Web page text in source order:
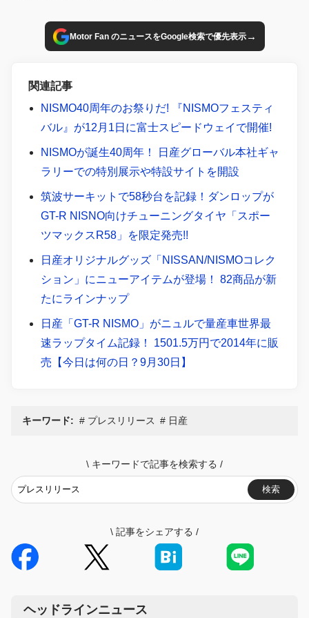
Motor Fan のニュースをGoogle検索で優先表示→
関連記事
NISMO40周年のお祭りだ! 『NISMOフェスティ
バル』が12月1日に富士スピードウェイで開催!
NISMOが誕生40周年！ 日産グローバル本社ギャ
ラリーでの特別展示や特設サイトを開設
筑波サーキットで58秒台を記録！ダンロップが
GT-R NISNO向けチューニングタイヤ「スポー
ツマックスR58」を限定発売!!
日産オリジナルグッズ「NISSAN/NISMOコレク
ション」にニューアイテムが登場！ 82商品が新
たにラインナップ
日産「GT-R NISMO」がニュルで量産車世界最
速ラップタイム記録！ 1501.5万円で2014年に販
売【今日は何の日？9月30日】
キーワード: プレスリリース 日産
\ キーワードで記事を検索する /
検索
\ 記事をシェアする /
ヘッドラインニュース